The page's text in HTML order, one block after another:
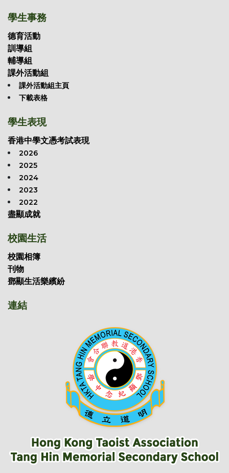
學生事務
德育活動
訓導組
輔導組
課外活動組
課外活動組主頁
下載表格
學生表現
香港中學文憑考試表現
2026
2025
2024
2023
2022
盡顯成就
校園生活
校園相簿
刊物
鄧顯生活樂繽紛
連結